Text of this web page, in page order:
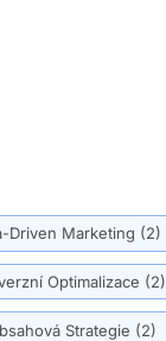
Driven Marketing (2)
Optimalizace (2)
Strategie (2)